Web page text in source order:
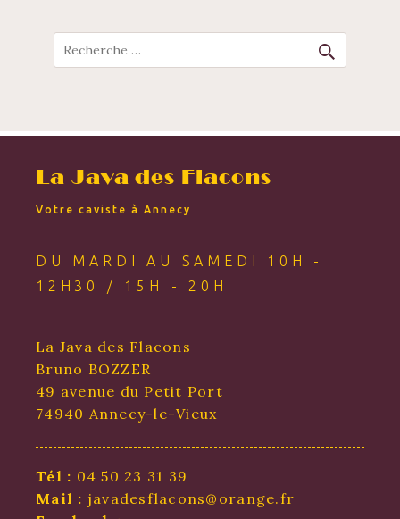
Recherche
La Java des Flacons
Votre caviste à Annecy
DU MARDI AU SAMEDI 10H -
12H30 / 15H - 20H
La Java des Flacons
Bruno BOZZER
49 avenue du Petit Port
74940 Annecy-le-Vieux
Tél : 04 50 23 31 39
Mail : javadesflacons@orange.fr